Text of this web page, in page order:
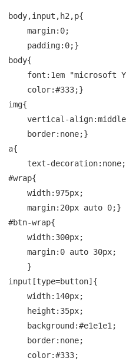
body,input,h2,p{
margin:0;
padding:0;}
body{
font:1em "microsoft
color:#333;}
img{
vertical-
border:none;}
a{
text-
#wrap{
width:975px;
margin:20px auto 0;}
#btn-wrap{
width:300px;
margin:0 auto 30px;
}
input[type=button]{
width:140px;
height:35px;
background:#e1e1e1;
border:none;
color:#333;